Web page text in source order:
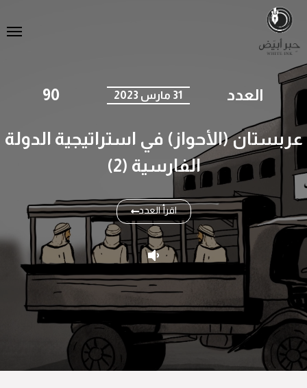
العدد 31 مارس 2023 90
عربستان (الأحواز) في استراتيجية الدولة
الفارسية (2)
اقرأ العدد